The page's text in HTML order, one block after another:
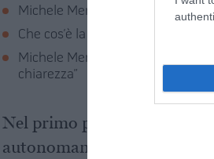
Michele Merlo non ce l’ha fatta,
Che cos’è la leucemia
Michele Merlo, la famiglia
chiarezza”
Nel primo pomeriggio del 2
autonomamente